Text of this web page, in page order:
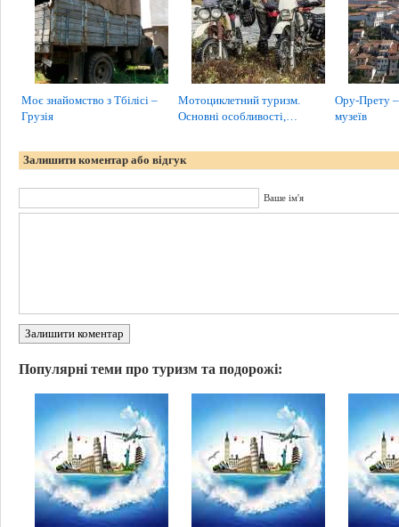
Моє знайомство з Тбілісі –
Грузія
Мотоциклетний туризм.
Основні особливості,…
Ору-Прету –
музеїв
Залишити коментар або відгук
Ваше ім'я
Залишити коментар
Популярні теми про туризм та подорожі: